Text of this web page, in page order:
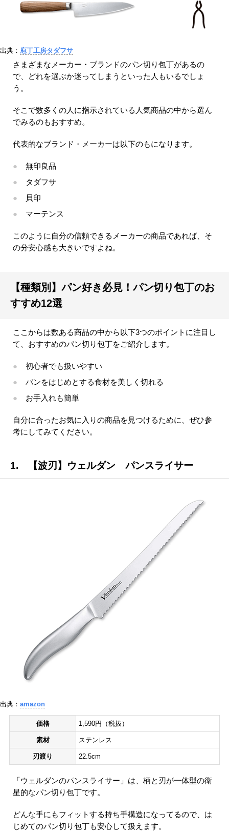
出典： 庖丁工房タダフサ
さまざまなメーカー・ブランドのパン切り包丁があるの
で、どれを選ぶか迷ってしまうといった人もいるでしょ
う。
そこで数多くの人に指示されている人気商品の中から選ん
でみるのもおすすめ。
代表的なブランド・メーカーは以下のもになります。
無印良品
タダフサ
貝印
マーテンス
このように自分の信頼できるメーカーの商品であれば、そ
の分安心感も大きいですよね。
【種類別】パン好き必見！パン切り包丁のお
すすめ12選
ここからは数ある商品の中から以下3つのポイントに注目し
て、おすすめのパン切り包丁をご紹介します。
初心者でも扱いやすい
パンをはじめとする食材を美しく切れる
お手入れも簡単
自分に合ったお気に入りの商品を見つけるために、ぜひ参
考にしてみてください。
1. 【波刃】ウェルダン パンスライサー
出典： amazon
価格 1,590円（税抜）
素材 ステンレス
刃渡り 22.5cm
「ウェルダンのパンスライサー」は、柄と刃が一体型の衛
星的なパン切り包丁です。
どんな手にもフィットする持ち手構造になってるので、は
じめてのパン切り包丁も安心して扱えます。